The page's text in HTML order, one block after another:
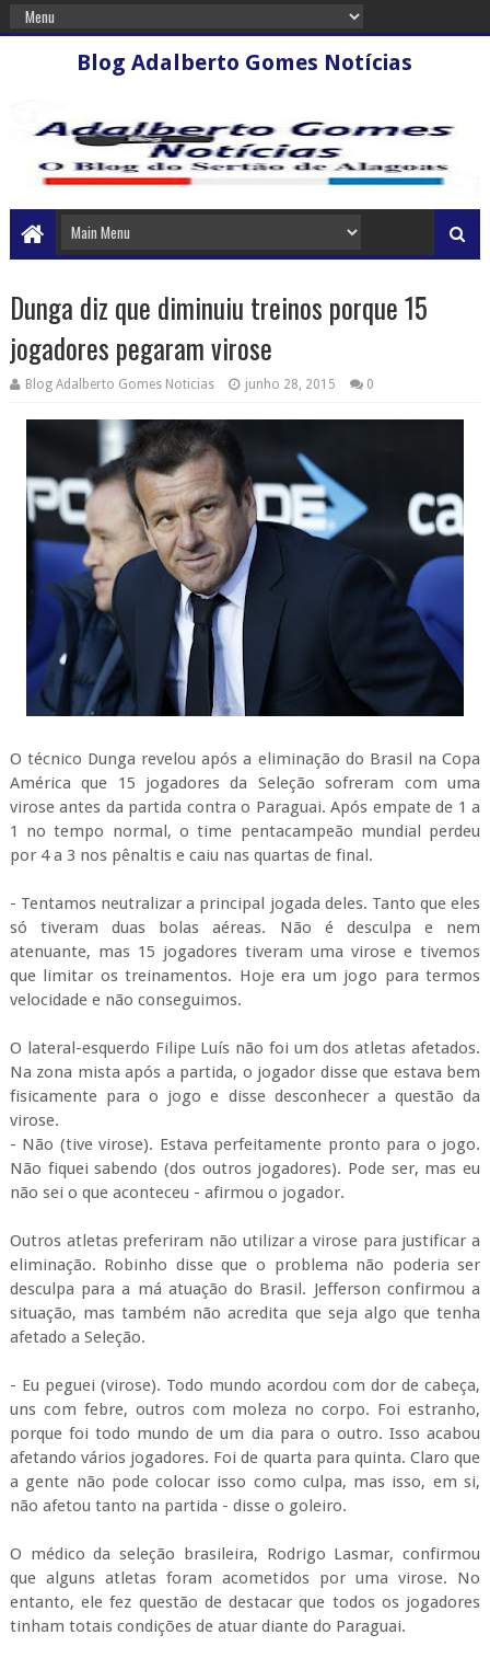
Blog Adalberto Gomes Notícias
Dunga diz que diminuiu treinos porque 15
jogadores pegaram virose
Blog Adalberto Gomes Noticias junho 28, 2015 0
O técnico Dunga revelou após a eliminação do Brasil na Copa
América que 15 jogadores da Seleção sofreram com uma
virose antes da partida contra o Paraguai. Após empate de 1 a
1 no tempo normal, o time pentacampeão mundial perdeu
por 4 a 3 nos pênaltis e caiu nas quartas de final.
- Tentamos neutralizar a principal jogada deles. Tanto que eles
só tiveram duas bolas aéreas. Não é desculpa e nem
atenuante, mas 15 jogadores tiveram uma virose e tivemos
que limitar os treinamentos. Hoje era um jogo para termos
velocidade e não conseguimos.
O lateral-esquerdo Filipe Luís não foi um dos atletas afetados.
Na zona mista após a partida, o jogador disse que estava bem
fisicamente para o jogo e disse desconhecer a questão da
virose.
- Não (tive virose). Estava perfeitamente pronto para o jogo.
Não fiquei sabendo (dos outros jogadores). Pode ser, mas eu
não sei o que aconteceu - afirmou o jogador.
Outros atletas preferiram não utilizar a virose para justificar a
eliminação. Robinho disse que o problema não poderia ser
desculpa para a má atuação do Brasil. Jefferson confirmou a
situação, mas também não acredita que seja algo que tenha
afetado a Seleção.
- Eu peguei (virose). Todo mundo acordou com dor de cabeça,
uns com febre, outros com moleza no corpo. Foi estranho,
porque foi todo mundo de um dia para o outro. Isso acabou
afetando vários jogadores. Foi de quarta para quinta. Claro que
a gente não pode colocar isso como culpa, mas isso, em si,
não afetou tanto na partida - disse o goleiro.
O médico da seleção brasileira, Rodrigo Lasmar, confirmou
que alguns atletas foram acometidos por uma virose. No
entanto, ele fez questão de destacar que todos os jogadores
tinham totais condições de atuar diante do Paraguai.